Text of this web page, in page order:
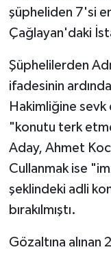
şüpheliden 7'si
Çağlayan'daki
Şüphelilerden
ifadesinin
Hakimliğine sevk
"konutu terk
Aday, Ahmet
Cullanmak ise
şeklindeki adli
bırakılmıştı.
Gözaltına